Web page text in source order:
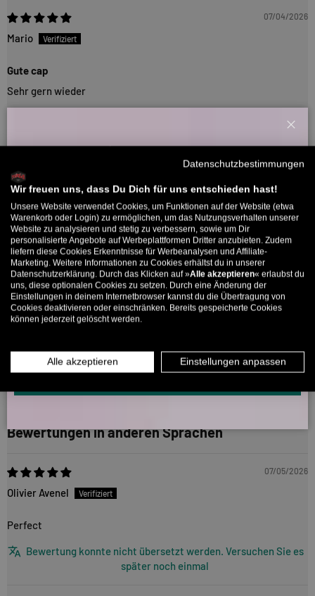
07/04/2026
Mario
Gute cap
Sehr gern wieder
Sehr gut
Passt. Qualität ist gut und das Preis-Leistungsverhältnis stimmt.
merci
Style
1 2 3
Bewertungen in anderen Sprachen
07/05/2026
Olivier Avenel
Perfect
Bewertung konnte nicht übersetzt werden. Versuchen Sie es
später noch einmal
Willkommensbonus
Willkommens-Rabattcode direkt per Mail zugeschickt.
Bis zu 11% Rabatt auf deine erste Bestellung. Aufgepasst: Du
kannst nur 1x wählen! 🤫
5% ab €80 9% ab €100 11% ab €150 🔥
E-Mail
MÄNNER
INFOS ÜBER WHATSAPP? KEIN PROBLEM!
KLICK HIER UND SCHICKE UNS DIE VORGESCHRIEBENE NACHRICHT,
Datenschutzbestimmungen
Wir freuen uns, dass Du Dich für uns entschieden hast!
Unsere Website verwendet Cookies, um Funktionen auf der Website (etwa
Warenkorb oder Login) zu ermöglichen, um das Nutzungsverhalten unserer
Website zu analysieren und stetig zu verbessern, sowie um Dir
personalisierte Angebote auf Werbeplattformen Dritter anzubieten. Zudem
liefern diese Cookies Erkenntnisse für Werbeanalysen und Affiliate-
Marketing. Weitere Informationen zu Cookies erhältst du in unserer
Datenschutzerklärung. Durch das Klicken auf »Alle akzeptieren« erlaubst du
uns, diese optionalen Cookies zu setzen. Durch eine Änderung der
Einstellungen in deinem Internetbrowser kannst du die Übertragung von
Cookies deaktivieren oder einschränken. Bereits gespeicherte Cookies
können jederzeit gelöscht werden.
Alle akzeptieren Einstellungen anpassen